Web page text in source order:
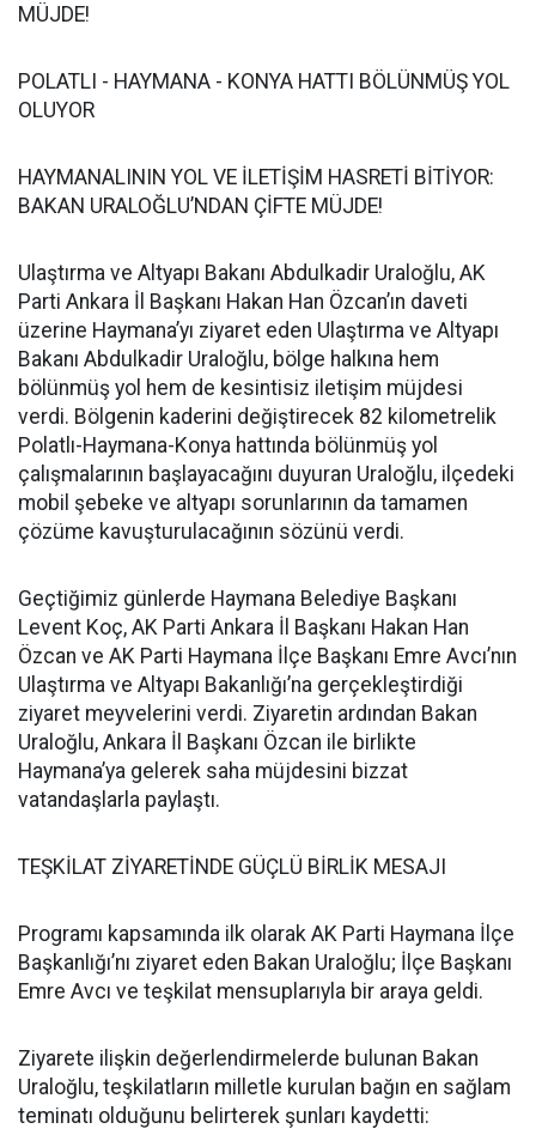
MÜJDE!
POLATLI - HAYMANA - KONYA HATTI BÖLÜNMÜŞ YOL
OLUYOR
HAYMANALININ YOL VE İLETİŞİM HASRETİ BİTİYOR:
BAKAN URALOĞLU’NDAN ÇİFTE MÜJDE!
Ulaştırma ve Altyapı Bakanı Abdulkadir Uraloğlu, AK
Parti Ankara İl Başkanı Hakan Han Özcan’ın daveti
üzerine Haymana’yı ziyaret eden Ulaştırma ve Altyapı
Bakanı Abdulkadir Uraloğlu, bölge halkına hem
bölünmüş yol hem de kesintisiz iletişim müjdesi
verdi. Bölgenin kaderini değiştirecek 82 kilometrelik
Polatlı-Haymana-Konya hattında bölünmüş yol
çalışmalarının başlayacağını duyuran Uraloğlu, ilçedeki
mobil şebeke ve altyapı sorunlarının da tamamen
çözüme kavuşturulacağının sözünü verdi.
Geçtiğimiz günlerde Haymana Belediye Başkanı
Levent Koç, AK Parti Ankara İl Başkanı Hakan Han
Özcan ve AK Parti Haymana İlçe Başkanı Emre Avcı’nın
Ulaştırma ve Altyapı Bakanlığı’na gerçekleştirdiği
ziyaret meyvelerini verdi. Ziyaretin ardından Bakan
Uraloğlu, Ankara İl Başkanı Özcan ile birlikte
Haymana’ya gelerek saha müjdesini bizzat
vatandaşlarla paylaştı.
TEŞKİLAT ZİYARETİNDE GÜÇLÜ BİRLİK MESAJI
Programı kapsamında ilk olarak AK Parti Haymana İlçe
Başkanlığı’nı ziyaret eden Bakan Uraloğlu; İlçe Başkanı
Emre Avcı ve teşkilat mensuplarıyla bir araya geldi.
Ziyarete ilişkin değerlendirmelerde bulunan Bakan
Uraloğlu, teşkilatların milletle kurulan bağın en sağlam
teminatı olduğunu belirterek şunları kaydetti: